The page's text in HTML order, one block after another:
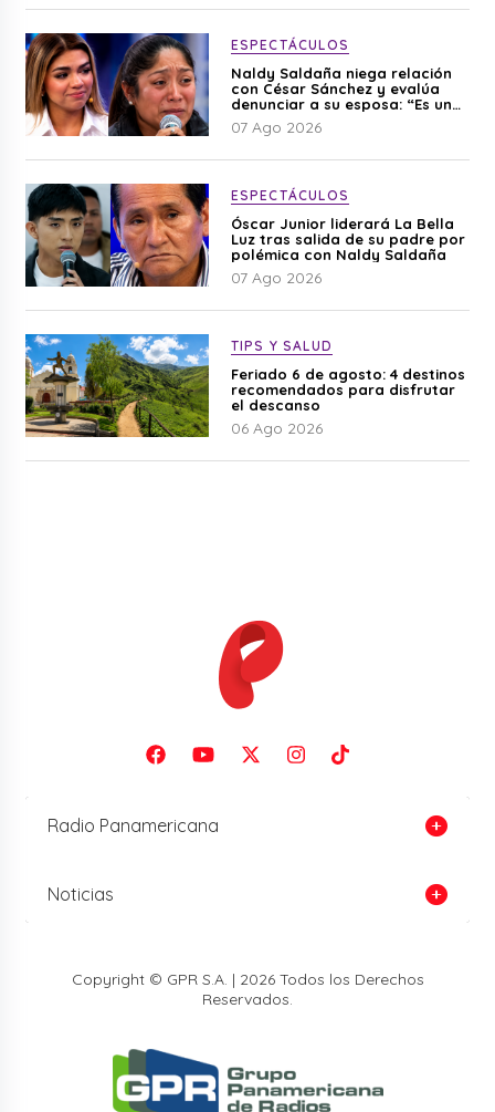
ESPECTÁCULOS
Naldy Saldaña niega relación
con César Sánchez y evalúa
denunciar a su esposa: “Es una
difamación”
07 Ago 2026
ESPECTÁCULOS
Óscar Junior liderará La Bella
Luz tras salida de su padre por
polémica con Naldy Saldaña
07 Ago 2026
TIPS Y SALUD
Feriado 6 de agosto: 4 destinos
recomendados para disfrutar
el descanso
06 Ago 2026
Radio Panamericana
Noticias
Copyright © GPR S.A. | 2026 Todos los Derechos
Reservados.